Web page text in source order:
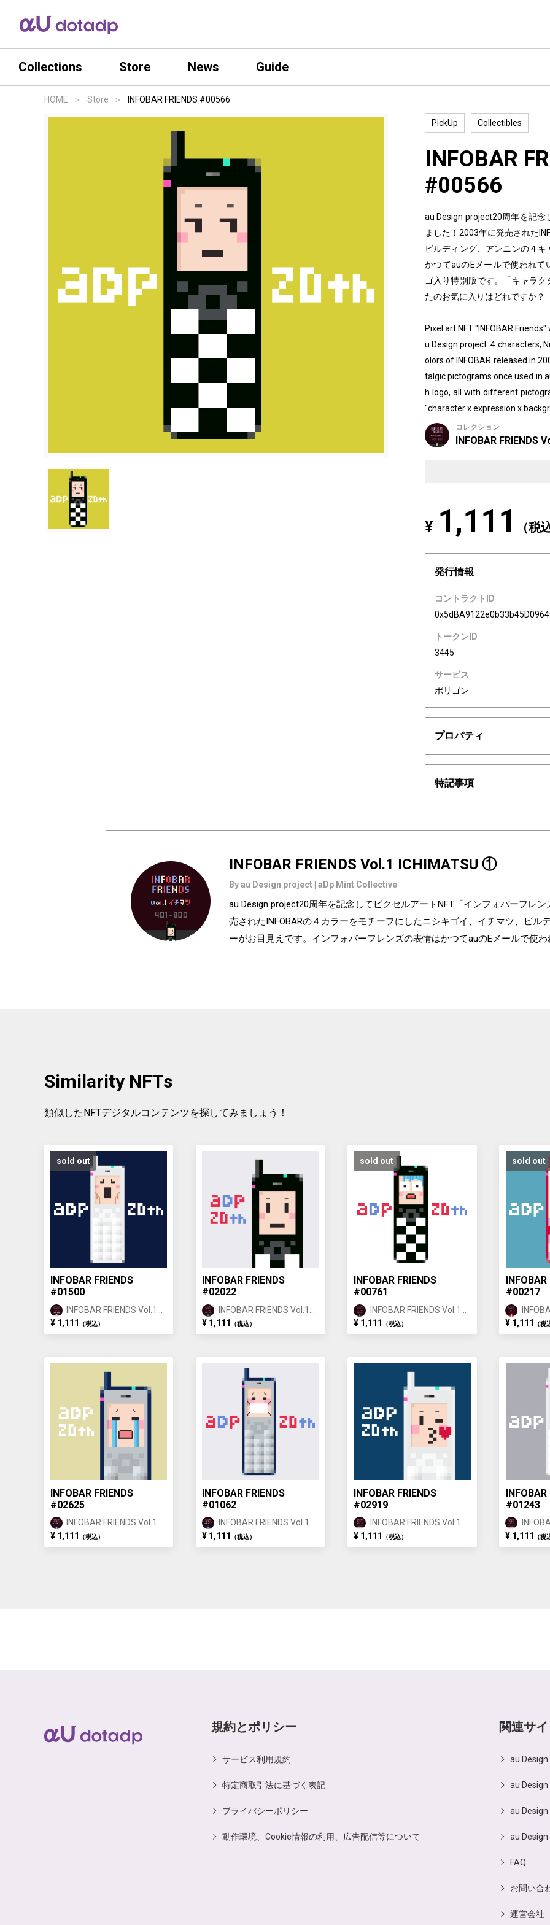
Collections Store News Guide
HOME Store INFOBAR FRIENDS #00566
PickUp Collectibles
INFOBAR
#00566
au Design project20周年を記念
ました！2003年に発売された
ビルディング、アンニンの４
かつてauのEメールで使われて
ゴ入り特別版です。「キャラ
たのお気に入りはどれですか？
Pixel art NFT "INFOBAR
u Design project. 4 characters,
olors of INFOBAR released in
talgic pictograms once used in
h logo, all with different
"character x expression x
コレクション
INFOBAR FRIENDS
¥ 1,111 （税
発行情報
コントラクトID
トークンID
3445
サービス
ポリゴン
プロパティ
特記事項
INFOBAR FRIENDS Vol.1 ICHIMATSU ①
By au Design project | aDp Mint Collective
au Design project20周年を記念してピクセルアートNFT「インフォバーフレ
売されたINFOBARの４カラーをモチーフにしたニシキゴイ、イチマツ、ビル
ーがお目見えです。インフォバーフレンズの表情はかつてauのEメールで使
種類♪あなたのお気に入りはどれですか？ Pixel art NFT "INFOBAR Friends"
Similarity NFTs
類似したNFTデジタルコンテンツを探してみましょう！
sold out
INFOBAR FRIENDS
#01500
INFOBAR FRIENDS Vol.1
ANNIN ①
¥ 1,111 （税込）
INFOBAR FRIENDS
#02022
INFOBAR FRIENDS Vol.1
ICHIMATSU ②
¥ 1,111 （税込）
sold out
INFOBAR FRIENDS
#00761
INFOBAR FRIENDS Vol.1
ICHIMATSU ①
¥ 1,111 （税込）
sold out
#00217
¥ 1,111 （税
INFOBAR FRIENDS
#02625
INFOBAR FRIENDS Vol.1
BUILDING ②
¥ 1,111 （税込）
INFOBAR FRIENDS
#01062
INFOBAR FRIENDS Vol.1
BUILDING ①
¥ 1,111 （税込）
INFOBAR FRIENDS
#02919
INFOBAR FRIENDS Vol.1
ANNIN ②
¥ 1,111 （税込）
INFOBAR
#01243
ANNIN
¥ 1,111 （税
規約とポリシー
サービス利用規約
特定商取引法に基づく表記
プライバシーポリシー
動作環境、Cookie情報の利用、広告配信等について
関連サイ
au
au
au
au
FAQ
お問い合
運営会社